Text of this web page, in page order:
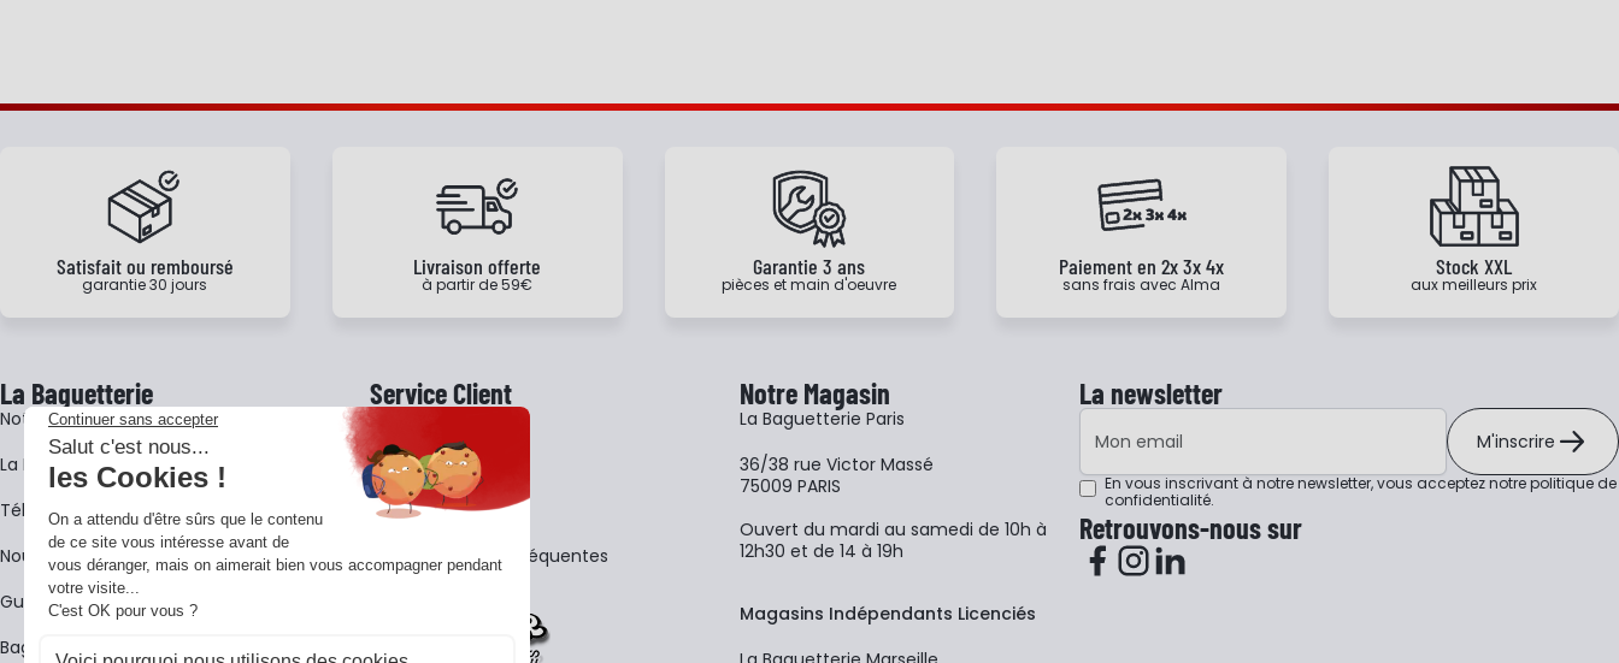
Satisfait ou remboursé
garantie 30 jours
Livraison offerte
à partir de 59€
Garantie 3 ans
pièces et main d'oeuvre
Paiement en 2x 3x 4x
sans frais avec Alma
Stock XXL
aux meilleurs prix
La Baguetterie
Notre histoire
La BagShow
​Télécharger le catalogue
Nous contacter
Guides La Baguetterie
Baguetterie Shop Online
Service Client
Garantie 3 ans
CGV
FAQ - Questions Fréquentes
Notre Magasin
La Baguetterie Paris
36/38 rue Victor Massé
75009 PARIS
Ouvert du mardi au samedi de 10h à
12h30 et de 14 à 19h
Magasins Indépendants Licenciés
La newsletter
Adresse e-mail
M'inscrire
En vous inscrivant à notre newsletter, vous acceptez notrepolitique de
confidentialité.
Retrouvons-nous sur